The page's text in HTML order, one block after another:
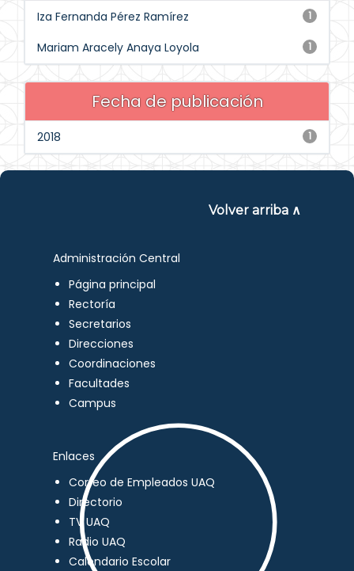
1
Iza Fernanda Pérez Ramírez
1
Mariam Aracely Anaya Loyola
Fecha de publicación
1
2018
Volver arriba ∧
Administración Central
Página principal
Rectoría
Secretarios
Direcciones
Coordinaciones
Facultades
Campus
Enlaces
Correo de Empleados UAQ
Directorio
TV UAQ
Radio UAQ
Calendario Escolar